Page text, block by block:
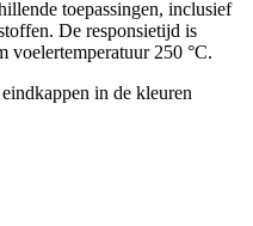
toepassingen, inclusief
De responsietijd is
voelertemperatuur 250 °C.
in de kleuren